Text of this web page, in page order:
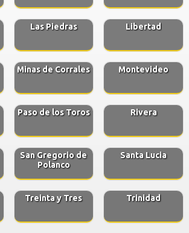
Las Piedras Libertad
Minas de Corrales Montevideo
Paso de los Toros Rivera
San Gregorio de
Polanco
Santa Lucia
Treinta y Tres Trinidad